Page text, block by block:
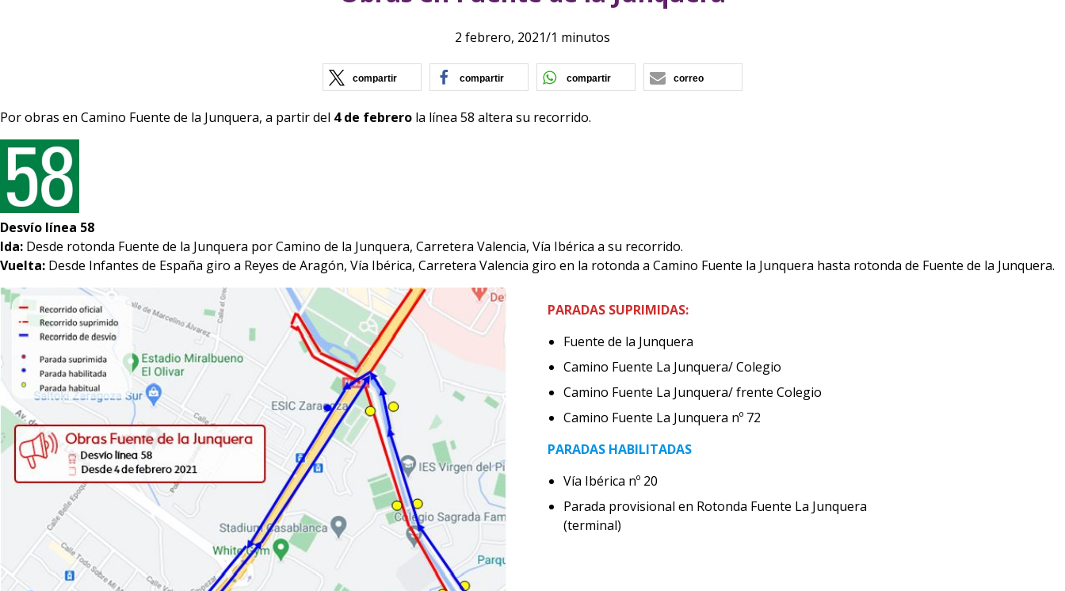
2 febrero, 2021/1 minutos
compartir (se abre en nueva ventana)
compartir (se abre en nueva ventana)
compartir (se abre en nueva ventana)
correo
Por obras en Camino Fuente de la Junquera, a partir del 4 de febrero la línea 58 altera su recorrido.
Desvío línea 58
Ida: Desde rotonda Fuente de la Junquera por Camino de la Junquera, Carretera Valencia, Vía Ibérica a su recorrido.
Vuelta: Desde Infantes de España giro a Reyes de Aragón, Vía Ibérica, Carretera Valencia giro en la rotonda a Camino Fuente la Junquera hasta rotonda de Fuente de la Junquera.
PARADAS SUPRIMIDAS:
Fuente de la Junquera
Camino Fuente La Junquera/ Colegio
Camino Fuente La Junquera/ frente Colegio
Camino Fuente La Junquera nº 72
PARADAS HABILITADAS
Vía Ibérica nº 20
Parada provisional en Rotonda Fuente La Junquera
(terminal)